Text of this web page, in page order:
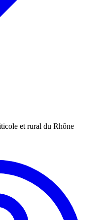
et rural du Rhône